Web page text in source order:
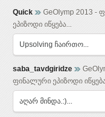
Quick
GeOlymp 2013 -
ეპიზოდი იწყება...
Upsolving ჩაირთო...
saba_tavdgiridze
ფინალური ეპიზოდი
აღარ მინდა.:)...